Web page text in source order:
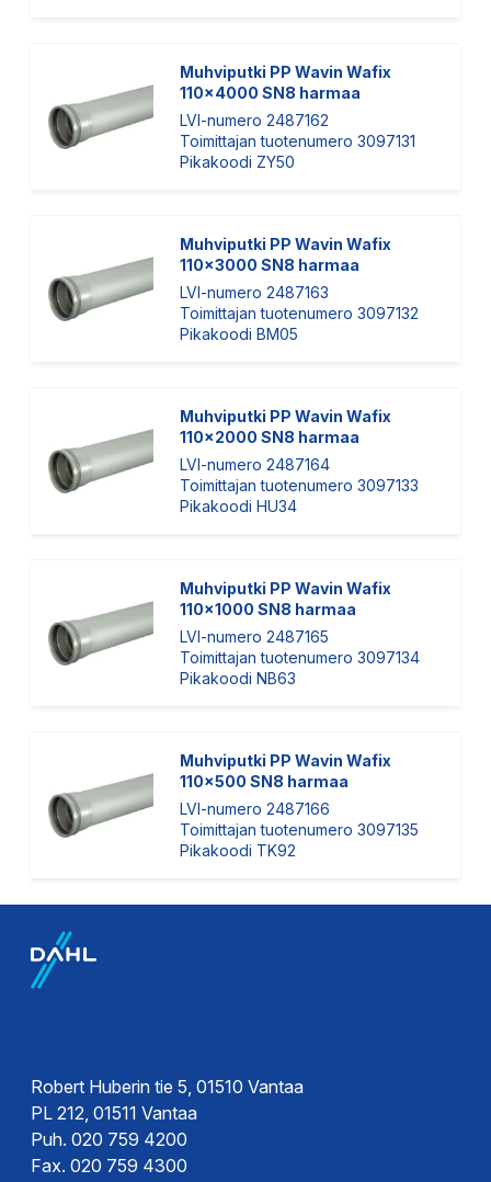
Muhviputki PP Wavin Wafix
110x4000 SN8 harmaa
LVI-numero 2487162
Toimittajan tuotenumero 3097131
Pikakoodi ZY50
Muhviputki PP Wavin Wafix
110x3000 SN8 harmaa
LVI-numero 2487163
Toimittajan tuotenumero 3097132
Pikakoodi BM05
Muhviputki PP Wavin Wafix
110x2000 SN8 harmaa
LVI-numero 2487164
Toimittajan tuotenumero 3097133
Pikakoodi HU34
Muhviputki PP Wavin Wafix
110x1000 SN8 harmaa
LVI-numero 2487165
Toimittajan tuotenumero 3097134
Pikakoodi NB63
Muhviputki PP Wavin Wafix
110x500 SN8 harmaa
LVI-numero 2487166
Toimittajan tuotenumero 3097135
Pikakoodi TK92
Robert Huberin tie 5, 01510 Vantaa
PL 212, 01511 Vantaa
Puh. 020 759 4200
Fax. 020 759 4300